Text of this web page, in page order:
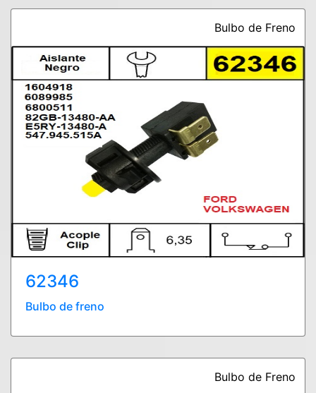
Bulbo de Freno
62346
Bulbo de freno
Bulbo de Freno